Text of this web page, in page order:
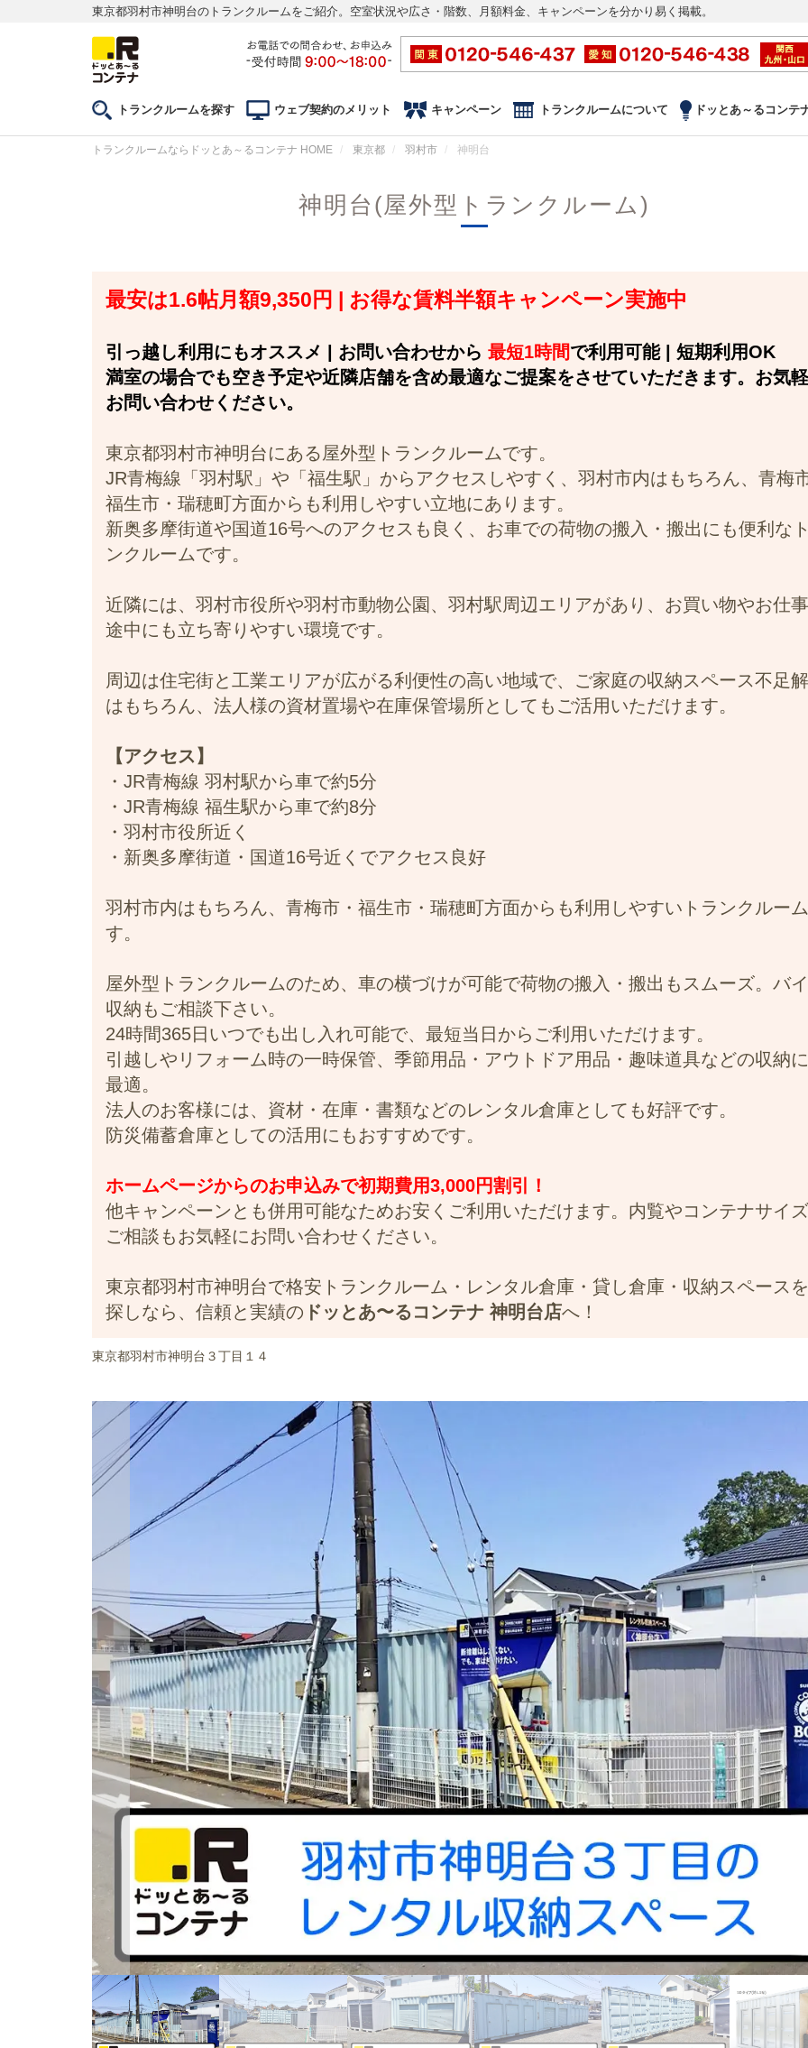
東京都羽村市神明台のトランクルームをご紹介。空室状況や広さ・階数、月額料金、キャンペーンを分かり易く掲載。
トランクルームを探す ウェブ契約のメリット キャンペーン トランクルームについて ドッとあ～るコンテ
トランクルームならドッとあ～るコンテナ HOME 東京都 羽村市 神明台
神明台(屋外型トランクルーム)
最安は1.6帖月額9,350円 | お得な賃料半額キャンペーン実施中
引っ越し利用にもオススメ | お問い合わせから 最短1時間で利用可能 | 短期利用OK
満室の場合でも空き予定や近隣店舗を含め最適なご提案をさせていただきます。お気
お問い合わせください。
東京都羽村市神明台にある屋外型トランクルームです。
JR青梅線「羽村駅」や「福生駅」からアクセスしやすく、羽村市内はもちろん、青梅
福生市・瑞穂町方面からも利用しやすい立地にあります。
新奥多摩街道や国道16号へのアクセスも良く、お車での荷物の搬入・搬出にも便利な
ンクルームです。
近隣には、羽村市役所や羽村市動物公園、羽村駅周辺エリアがあり、お買い物やお仕
途中にも立ち寄りやすい環境です。
周辺は住宅街と工業エリアが広がる利便性の高い地域で、ご家庭の収納スペース不足
はもちろん、法人様の資材置場や在庫保管場所としてもご活用いただけます。
【アクセス】
・JR青梅線 羽村駅から車で約5分
・JR青梅線 福生駅から車で約8分
・羽村市役所近く
・新奥多摩街道・国道16号近くでアクセス良好
羽村市内はもちろん、青梅市・福生市・瑞穂町方面からも利用しやすいトランクルー
す。
屋外型トランクルームのため、車の横づけが可能で荷物の搬入・搬出もスムーズ。バ
収納もご相談下さい。
24時間365日いつでも出し入れ可能で、最短当日からご利用いただけます。
引越しやリフォーム時の一時保管、季節用品・アウトドア用品・趣味道具などの収納
最適。
法人のお客様には、資材・在庫・書類などのレンタル倉庫としても好評です。
防災備蓄倉庫としての活用にもおすすめです。
ホームページからのお申込みで初期費用3,000円割引！
他キャンペーンとも併用可能なためお安くご利用いただけます。内覧やコンテナサイ
ご相談もお気軽にお問い合わせください。
東京都羽村市神明台で格安トランクルーム・レンタル倉庫・貸し倉庫・収納スペース
探しなら、信頼と実績の ドッとあ〜るコンテナ 神明台店へ！
東京都羽村市神明台３丁目１４